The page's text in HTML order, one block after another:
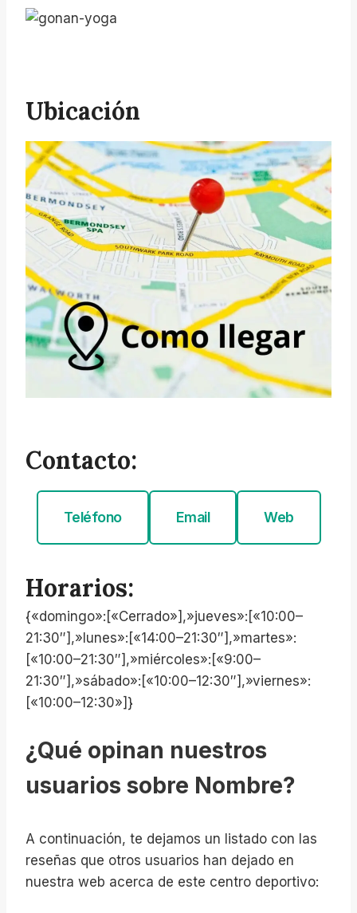
Ubicación
Contacto:
Teléfono Email Web
Horarios:
{«domingo»:[«Cerrado»],»jueves»:[«10:00–
21:30″],»lunes»:[«14:00–21:30″],»martes»:
[«10:00–21:30″],»miércoles»:[«9:00–
21:30″],»sábado»:[«10:00–12:30″],»viernes»:
[«10:00–12:30»]}
¿Qué opinan nuestros
usuarios sobre Nombre?
A continuación, te dejamos un listado con las
reseñas que otros usuarios han dejado en
nuestra web acerca de este centro deportivo: